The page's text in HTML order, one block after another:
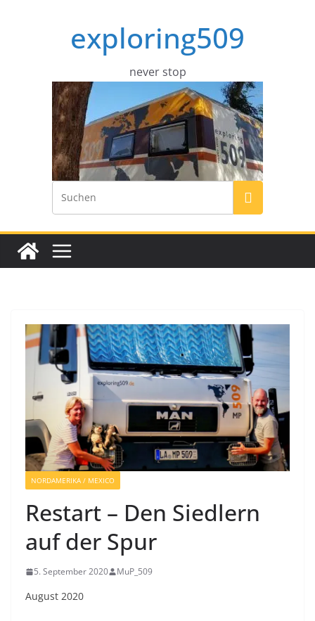
exploring509
never stop
NORDAMERIKA / MEXICO
Restart – Den Siedlern
auf der Spur
5. September 2020 MuP_509
August 2020